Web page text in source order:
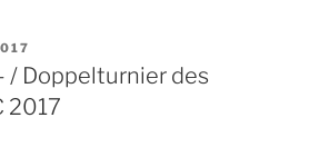
/ Doppelturnier des
2017